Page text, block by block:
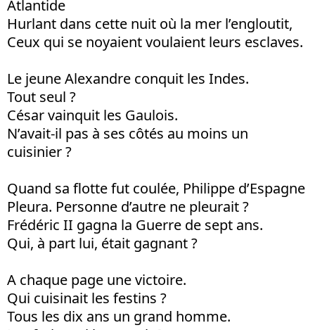
Atlantide
Hurlant dans cette nuit où la mer l’engloutit,
Ceux qui se noyaient voulaient leurs esclaves.
Le jeune Alexandre conquit les Indes.
Tout seul ?
César vainquit les Gaulois.
N’avait-il pas à ses côtés au moins un
cuisinier ?
Quand sa flotte fut coulée, Philippe d’Espagne
Pleura. Personne d’autre ne pleurait ?
Frédéric II gagna la Guerre de sept ans.
Qui, à part lui, était gagnant ?
A chaque page une victoire.
Qui cuisinait les festins ?
Tous les dix ans un grand homme.